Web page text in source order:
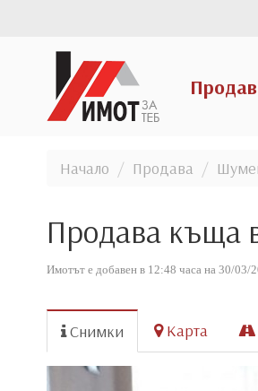
Начало Продава
Продава къща
Имотът е добавен в 12:48 часа на 30/03/
Снимки Карта